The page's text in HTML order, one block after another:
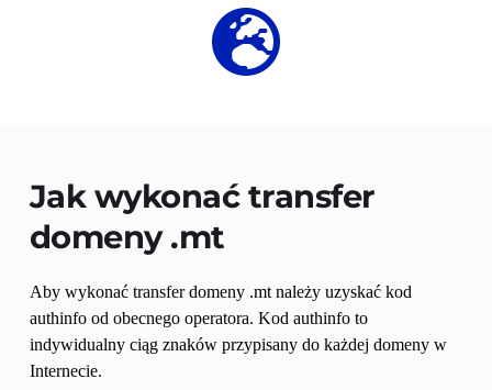
Jak wykonać transfer
domeny .mt
Aby wykonać transfer domeny .mt należy uzyskać kod
authinfo od obecnego operatora. Kod authinfo to
indywidualny ciąg znaków przypisany do każdej domeny w
Internecie.